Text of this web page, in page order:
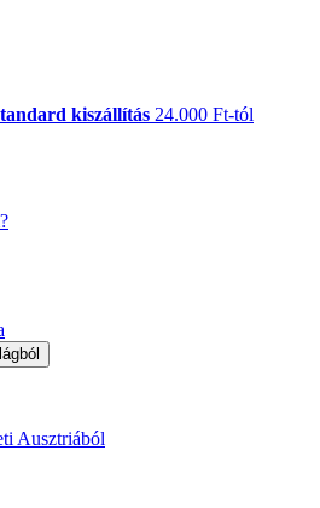
kiszállítás 24.000 Ft-tól
Ausztriából